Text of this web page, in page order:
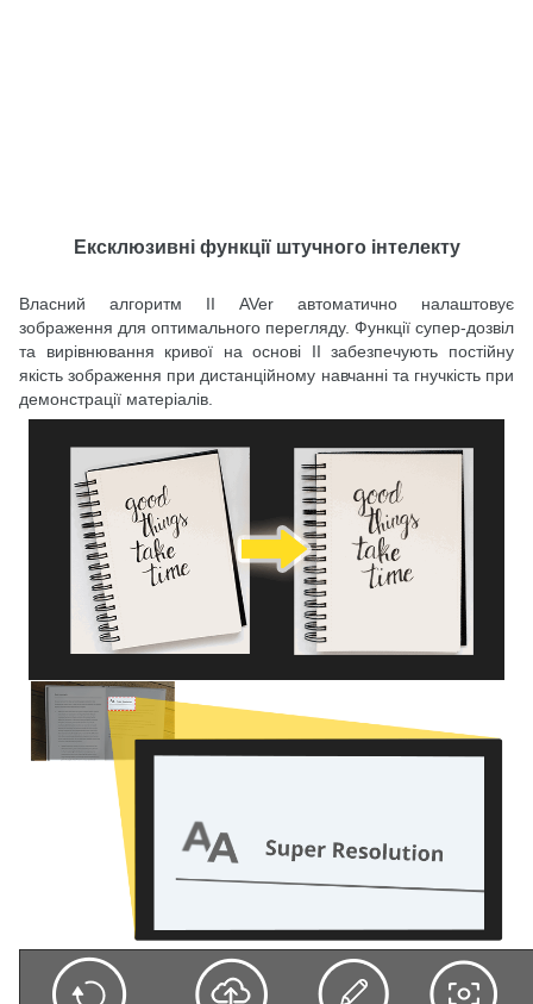
Ексклюзивні функції штучного інтелекту
Власний алгоритм ІІ AVer автоматично налаштовує
зображення для оптимального перегляду. Функції супер-дозвіл
та вирівнювання кривої на основі ІІ забезпечують постійну
якість зображення при дистанційному навчанні та гнучкість при
демонстрації матеріалів.